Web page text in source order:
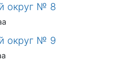
округ № 8
округ № 9